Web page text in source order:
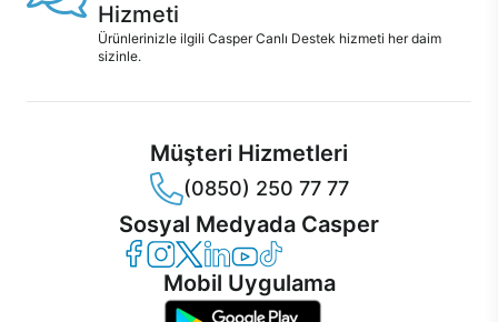
Hizmeti
Ürünlerinizle ilgili Casper Canlı Destek hizmeti her daim
sizinle.
Müşteri Hizmetleri
(0850) 250 77 77
Sosyal Medyada Casper
Casper Facebook
Casper Instagram
Casper Twitter
Casper LinkedIn
Casper YouTube
Casper TikTok
Mobil Uygulama